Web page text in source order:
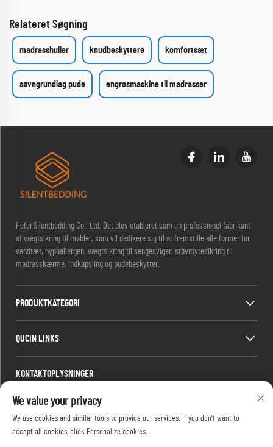
Relateret Søgning
madrasshuller knudbeskyttere komfortsæt
søvngrundlag pude engrosmaskine til madrasser
Hefei Silentbedding Co., Ltd. Det blev etableret som en professionel fabrikant
af vægtsikring til møbler, som vil dedikere sig til at fremstille alle former for
vandtæt, hypoallergen, vægtsikring til sengesviger, støvmytesikring til
madrasskærme, indkapsling og pudebeskytter.
PRODUKTKATEGORI
QUCIN LINKS
KONTAKTOPLYSNINGER
Office add : Værelse 1910, blok C, Huizing bycenter, Wangjiang West Road,
Gaoxin District, Hefei, Anhui, Kina
E-mail:[email protected]
We value your privacy
We use cookies and similar tools to provide our services. If you don't want to
accept all cookies, click Personalize cookies.